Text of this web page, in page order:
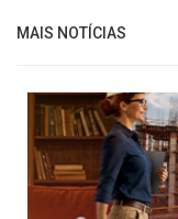
MAIS NOTÍCIAS